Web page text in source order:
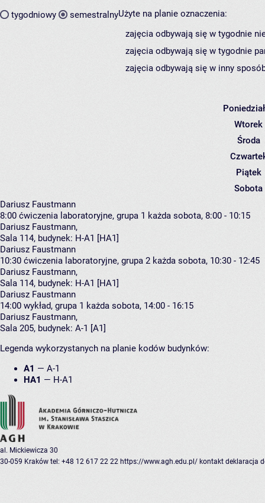
tygodniowy semestralnyUżyte na planie oznaczenia:
zajęcia odbywają się w tygodnie
zajęcia odbywają się w tygodnie
zajęcia odbywają się w inny
Wtorek
Środa
Piątek
Sobota
Dariusz Faustmann
8:00 ćwiczenia laboratoryjne, grupa 1 każda sobota, 8:00 - 10:15
Dariusz Faustmann,
Sala 114, budynek: H-A1 [HA1]
Dariusz Faustmann
10:30 ćwiczenia laboratoryjne, grupa 2 każda sobota, 10:30 - 12:45
Dariusz Faustmann,
Sala 114, budynek: H-A1 [HA1]
Dariusz Faustmann
14:00 wykład, grupa 1 każda sobota, 14:00 - 16:15
Dariusz Faustmann,
Sala 205, budynek: A-1 [A1]
Legenda wykorzystanych na planie kodów budynków:
A1 — A-1
HA1 — H-A1
al. Mickiewicza 30
30-059 Kraków tel: +48 12 617 22 22 https://www.agh.edu.pl/ kontakt deklaracja